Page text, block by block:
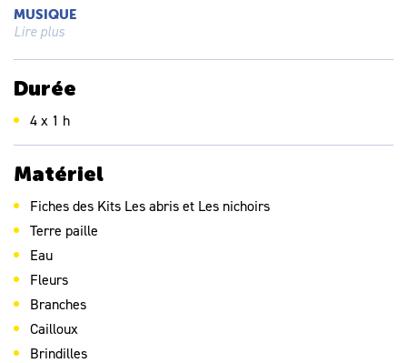
MUSIQUE
explorer les sons de la voix et de son environnement,
imaginer des utilisations musicales, créer des organisations
dans le temps d’un ensemble de sons sélectionnés
Lire plus
Durée
4 x 1 h
Matériel
Fiches des Kits Les abris et Les nichoirs
Terre paille
Eau
Fleurs
Branches
Cailloux
Brindilles